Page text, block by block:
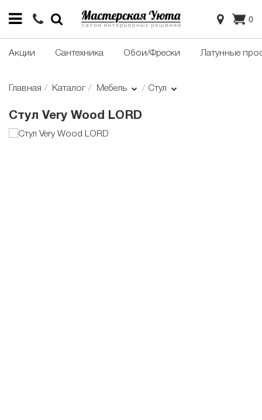
0
Акции Сантехника Обои/Фрески Латунные
Главная Каталог Мебель Стул
Стул Very Wood LORD